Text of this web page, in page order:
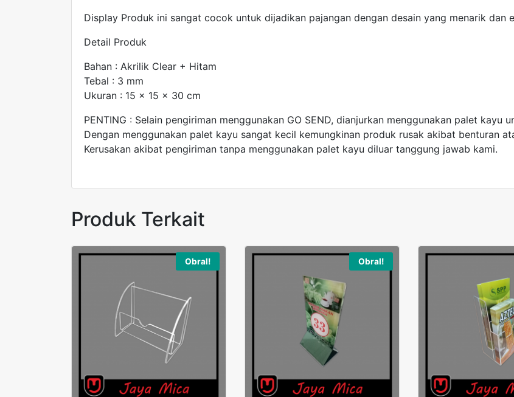
Display Produk ini sangat cocok untuk dijadikan pajangan dengan desain yang menarik dan
Detail Produk
Bahan : Akrilik Clear + Hitam
Tebal : 3 mm
Ukuran : 15 x 15 x 30 cm
PENTING : Selain pengiriman menggunakan GO SEND, dianjurkan menggunakan palet kayu
Dengan menggunakan palet kayu sangat kecil kemungkinan produk rusak akibat benturan
Kerusakan akibat pengiriman tanpa menggunakan palet kayu diluar tanggung jawab kami.
Produk Terkait
Obral! Obral!